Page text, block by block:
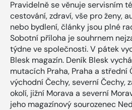
Pravidelně se věnuje servisním
cestování, zdraví, vše pro ženy,
nebo bydlení, články jsou plné
Sobotní příloha je souhrnem
týdne ve společnosti. V pátek
Blesk magazín. Deník Blesk
mutacích Praha, Praha a střední
východní Čechy, severní Čechy,
okolí, jižní Morava a severní
jeho magazínový sourozenec